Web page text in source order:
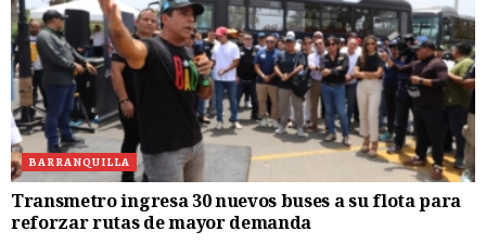
BARRANQUILLA
Transmetro ingresa 30 nuevos buses a su flota para
reforzar rutas de mayor demanda